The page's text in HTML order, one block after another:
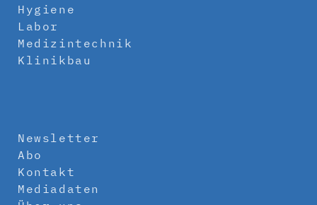
Hygiene
Labor
Medizintechnik
Klinikbau
Newsletter
Abo
Kontakt
Mediadaten